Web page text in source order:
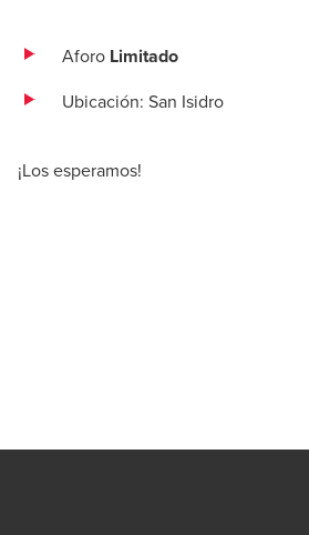
Aforo Limitado
Ubicación: San Isidro
¡Los esperamos!